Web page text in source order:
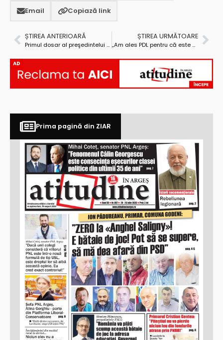
Email Copiază link
ȘTIREA ANTERIOARĂ
Primul dosar al preşedintelui C.J. Argeş, Constantin Nicolescu, a fost înaintat justiţiei
ȘTIREA URMĂTOARE
„Am ales PDL pentru că este singurul partid care-şi urmează drumul prestabilit, fără a face ocolişuri sau compromisuri”
AD
Prima pagină din ZIAR